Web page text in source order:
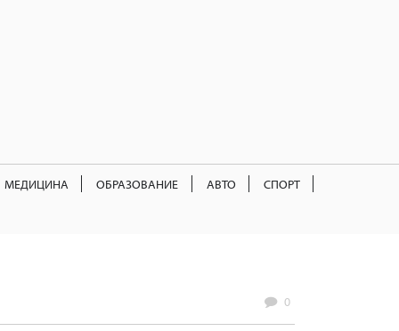
МЕДИЦИНА ОБРАЗОВАНИЕ АВТО СПОРТ
0